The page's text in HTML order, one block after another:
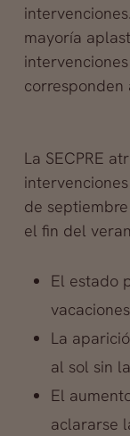
mayoría
corresponden
La SECPRE
de
el fin del
El estado
La
al sol sin
El
aclararse